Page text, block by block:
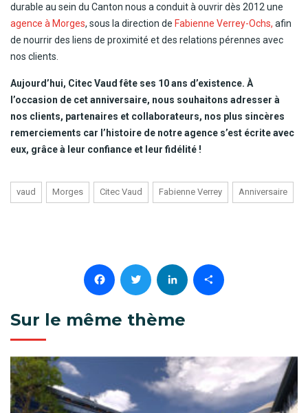
durable au sein du Canton nous a conduit à ouvrir dès 2012 une
agence à Morges, sous la direction de Fabienne Verrey-Ochs, afin
de nourrir des liens de proximité et des relations pérennes avec
nos clients.
Aujourd’hui, Citec Vaud fête ses 10 ans d’existence. À
l’occasion de cet anniversaire, nous souhaitons adresser à
nos clients, partenaires et collaborateurs, nos plus sincères
remerciements car l’histoire de notre agence s’est écrite avec
eux, grâce à leur confiance et leur fidélité !
vaud Morges Citec Vaud Fabienne Verrey Anniversaire
Facebook
Twitter
LinkedIn
Partager
Sur le même thème